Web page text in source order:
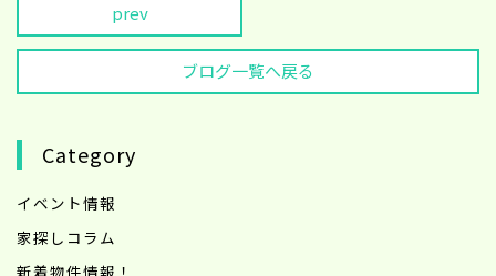
prev
ブログ一覧へ戻る
Category
イベント情報
家探しコラム
新着物件情報！